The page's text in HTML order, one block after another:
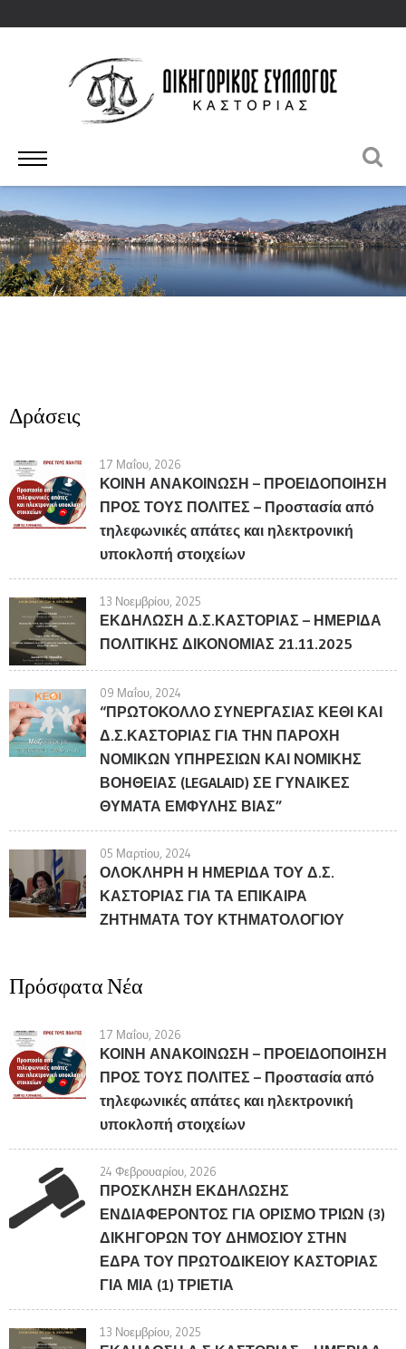
Δράσεις
17 Μαΐου, 2026
ΚΟΙΝΗ ΑΝΑΚΟΙΝΩΣΗ – ΠΡΟΕΙΔΟΠΟΙΗΣΗ
ΠΡΟΣ ΤΟΥΣ ΠΟΛΙΤΕΣ – Προστασία από
τηλεφωνικές απάτες και ηλεκτρονική
υποκλοπή στοιχείων
13 Νοεμβρίου, 2025
ΕΚΔΗΛΩΣΗ Δ.Σ.ΚΑΣΤΟΡΙΑΣ – ΗΜΕΡΙΔΑ
ΠΟΛΙΤΙΚΗΣ ΔΙΚΟΝΟΜΙΑΣ 21.11.2025
09 Μαΐου, 2024
“ΠΡΩΤΟΚΟΛΛΟ ΣΥΝΕΡΓΑΣΙΑΣ ΚΕΘΙ ΚΑΙ
Δ.Σ.ΚΑΣΤΟΡΙΑΣ ΓΙΑ ΤΗΝ ΠΑΡΟΧΗ
ΝΟΜΙΚΩΝ ΥΠΗΡΕΣΙΩΝ ΚΑΙ ΝΟΜΙΚΗΣ
ΒΟΗΘΕΙΑΣ (LEGALAID) ΣΕ ΓΥΝΑΙΚΕΣ
ΘΥΜΑΤΑ ΕΜΦΥΛΗΣ ΒΙΑΣ”
05 Μαρτίου, 2024
ΟΛΟΚΛΗΡΗ Η ΗΜΕΡΙΔΑ ΤΟΥ Δ.Σ.
ΚΑΣΤΟΡΙΑΣ ΓΙΑ ΤΑ ΕΠΙΚΑΙΡΑ
ΖΗΤΗΜΑΤΑ ΤΟΥ ΚΤΗΜΑΤΟΛΟΓΙΟΥ
Πρόσφατα Νέα
17 Μαΐου, 2026
ΚΟΙΝΗ ΑΝΑΚΟΙΝΩΣΗ – ΠΡΟΕΙΔΟΠΟΙΗΣΗ
ΠΡΟΣ ΤΟΥΣ ΠΟΛΙΤΕΣ – Προστασία από
τηλεφωνικές απάτες και ηλεκτρονική
υποκλοπή στοιχείων
24 Φεβρουαρίου, 2026
ΠΡΟΣΚΛΗΣΗ ΕΚΔΗΛΩΣΗΣ
ΕΝΔΙΑΦΕΡΟΝΤΟΣ ΓΙΑ ΟΡΙΣΜΟ ΤΡΙΩΝ (3)
ΔΙΚΗΓΟΡΩΝ ΤΟΥ ΔΗΜΟΣΙΟΥ ΣΤΗΝ
ΕΔΡΑ ΤΟΥ ΠΡΩΤΟΔΙΚΕΙΟΥ ΚΑΣΤΟΡΙΑΣ
ΓΙΑ ΜΙΑ (1) ΤΡΙΕΤΙΑ
13 Νοεμβρίου, 2025